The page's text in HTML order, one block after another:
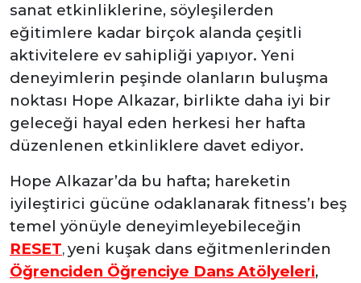
sanat etkinliklerine, söyleşilerden
eğitimlere kadar birçok alanda çeşitli
aktivitelere ev sahipliği yapıyor. Yeni
deneyimlerin peşinde olanların buluşma
noktası Hope Alkazar, birlikte daha iyi bir
geleceği hayal eden herkesi her hafta
düzenlenen etkinliklere davet ediyor.
Hope Alkazar’da bu hafta; hareketin
iyileştirici gücüne odaklanarak fitness’ı beş
temel yönüyle deneyimleyebileceğin
RESET, yeni kuşak dans eğitmenlerinden
Öğrenciden Öğrenciye Dans Atölyeleri,